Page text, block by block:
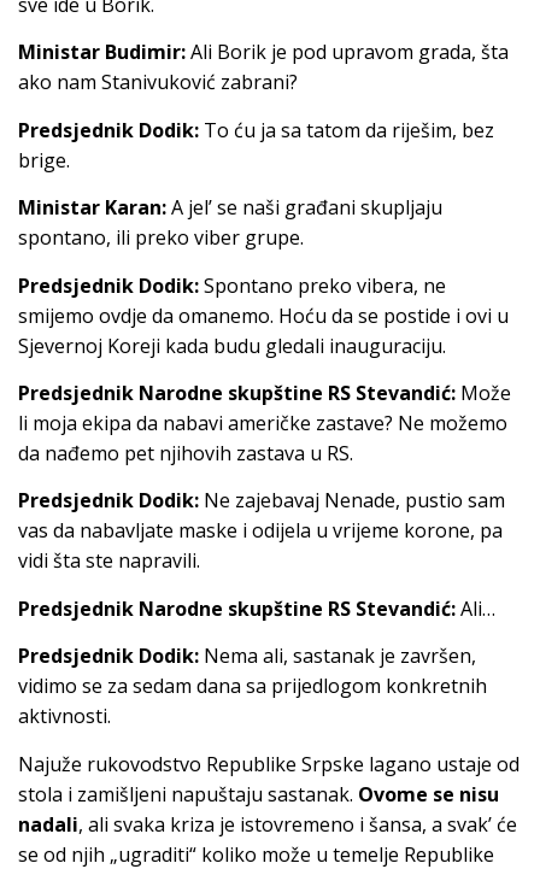
Ministar Budimir:Ali Borik je pod upravom grada, šta
ako nam Stanivuković zabrani?
Predsjednik Dodik: To ću ja sa tatom da riješim, bez
brige.
Ministar Karan:A jel’ se naši građani skupljaju
spontano, ili preko viber grupe.
Predsjednik Dodik:Spontano preko vibera, ne
smijemo ovdje da omanemo. Hoću da se postide i ovi u
Sjevernoj Koreji kada budu gledali inauguraciju.
Predsjednik Narodne skupštine RS Stevandić: Može
li moja ekipa da nabavi američke zastave? Ne možemo
da nađemo pet njihovih zastava u RS.
Predsjednik Dodik: Ne zajebavaj Nenade, pustio sam
vas da nabavljate maske i odijela u vrijeme korone, pa
vidi šta ste napravili.
Predsjednik Narodne skupštine RS Stevandić:Ali…
Predsjednik Dodik: Nema ali, sastanak je završen,
vidimo se za sedam dana sa prijedlogom konkretnih
aktivnosti.
Najuže rukovodstvo Republike Srpske lagano ustaje od
stola i zamišljeni napuštaju sastanak. Ovome se nisu
nadali, ali svaka kriza je istovremeno i šansa, a svak’ će
se od njih „ugraditi“ koliko može u temelje Republike